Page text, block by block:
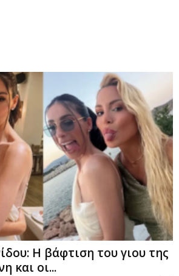
Η βάφτιση του γιου της
και οι...